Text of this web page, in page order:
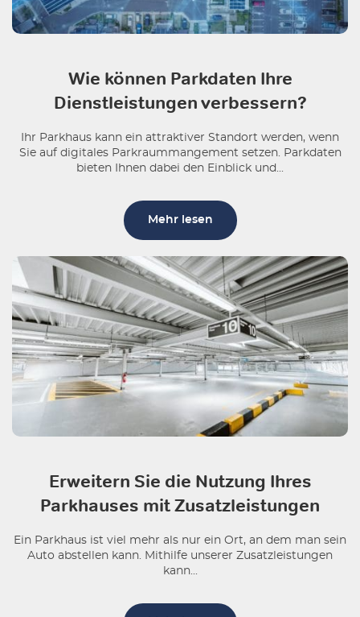
Wie können Parkdaten Ihre
Dienstleistungen verbessern?
Ihr Parkhaus kann ein attraktiver Standort werden, wenn
Sie auf digitales Parkraummangement setzen. Parkdaten
bieten Ihnen dabei den Einblick und...
Mehr lesen
Erweitern Sie die Nutzung Ihres
Parkhauses mit Zusatzleistungen
Ein Parkhaus ist viel mehr als nur ein Ort, an dem man sein
Auto abstellen kann. Mithilfe unserer Zusatzleistungen
kann...